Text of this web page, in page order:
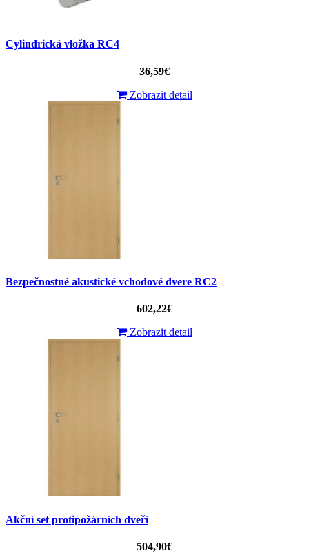
Cylindrická vložka RC4
36,59€
Zobrazit detail
Bezpečnostné akustické vchodové dvere RC2
602,22€
Zobrazit detail
Akční set protipožárních dveří
504,90€